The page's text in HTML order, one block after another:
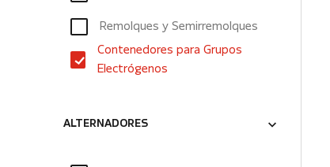
Remolques y Semirremolques
Contenedores para Grupos
Electrógenos
ALTERNADORES